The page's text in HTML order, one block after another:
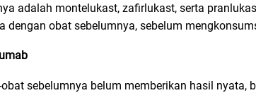
adalah montelukast, zafirlukast, serta
dengan obat sebelumnya, sebelum
sebelumnya belum memberikan hasil nyata,